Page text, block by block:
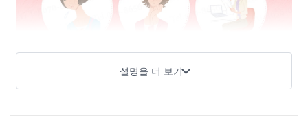
설명을 더 보기